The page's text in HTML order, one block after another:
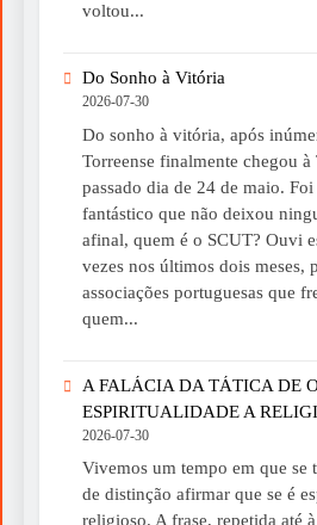
voltou...
Do Sonho à Vitória
2026-07-30
Do sonho à vitória, após
Torreense finalmente chegou à
passado dia de 24 de maio.
fantástico que não deixou
afinal, quem é o SCUT? Ouvi
vezes nos últimos dois meses,
associações portuguesas que
quem...
A FALÁCIA DA TÁTICA DE
ESPIRITUALIDADE A
2026-07-30
Vivemos um tempo em que se
de distinção afirmar que se é
religioso. A frase, repetida até